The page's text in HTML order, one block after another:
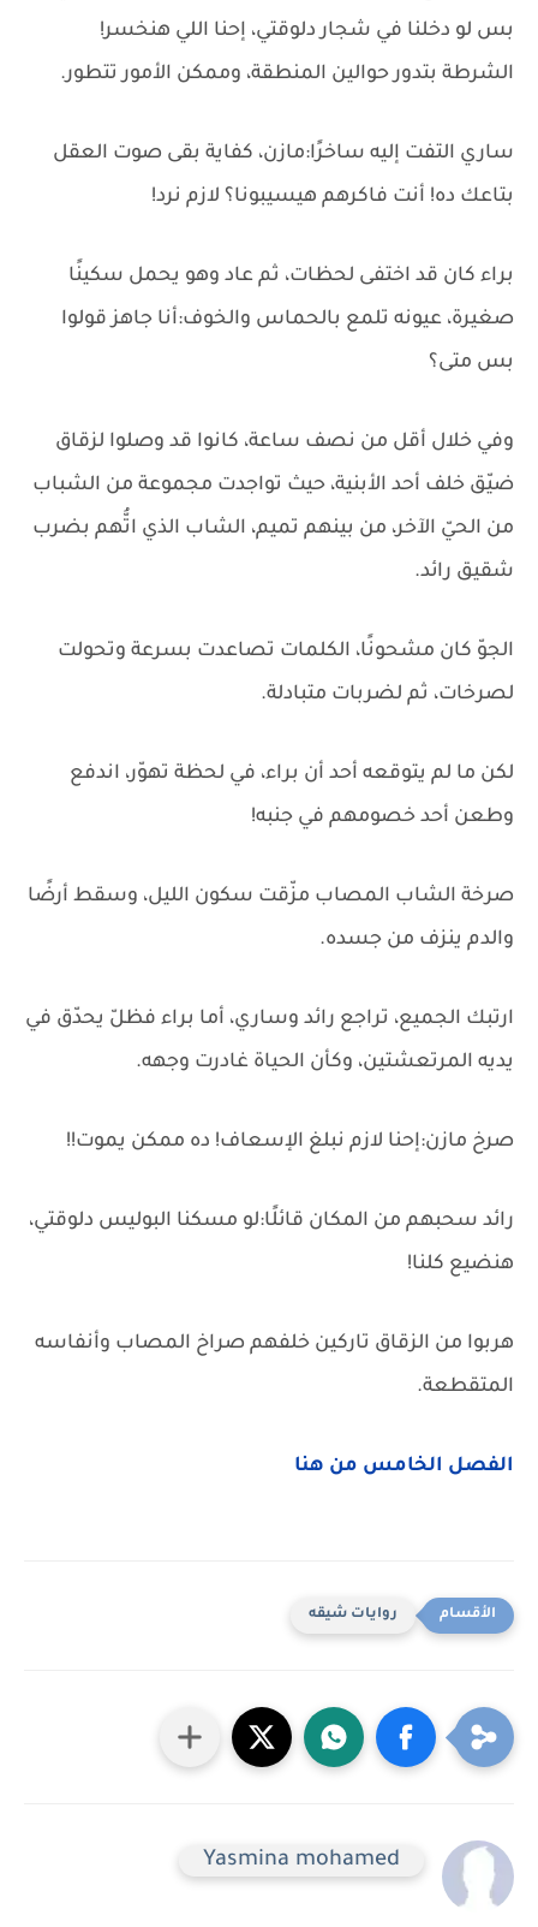
بس لو دخلنا في شجار دلوقتي، إحنا اللي هنخسر!
الشرطة بتدور حوالين المنطقة، وممكن الأمور تتطور.
ساري التفت إليه ساخرًا:مازن، كفاية بقى صوت العقل
بتاعك ده! أنت فاكرهم هيسيبونا؟ لازم نرد!
براء كان قد اختفى لحظات، ثم عاد وهو يحمل سكينًا
صغيرة، عيونه تلمع بالحماس والخوف:أنا جاهز قولوا
بس متى؟
وفي خلال أقل من نصف ساعة، كانوا قد وصلوا لزقاق
ضيّق خلف أحد الأبنية، حيث تواجدت مجموعة من الشباب
من الحيّ الآخر، من بينهم تميم، الشاب الذي اتُّهم بضرب
شقيق رائد.
الجوّ كان مشحونًا، الكلمات تصاعدت بسرعة وتحولت
لصرخات، ثم لضربات متبادلة.
لكن ما لم يتوقعه أحد أن براء، في لحظة تهوّر، اندفع
وطعن أحد خصومهم في جنبه!
صرخة الشاب المصاب مزّقت سكون الليل، وسقط أرضًا
والدم ينزف من جسده.
ارتبك الجميع، تراجع رائد وساري، أما براء فظلّ يحدّق في
يديه المرتعشتين، وكأن الحياة غادرت وجهه.
صرخ مازن:إحنا لازم نبلغ الإسعاف! ده ممكن يموت!!
رائد سحبهم من المكان قائلًا:لو مسكنا البوليس دلوقتي،
هنضيع كلنا!
هربوا من الزقاق تاركين خلفهم صراخ المصاب وأنفاسه
المتقطعة.
الفصل الخامس من هنا
روايات شيقه
Yasmina mohamed